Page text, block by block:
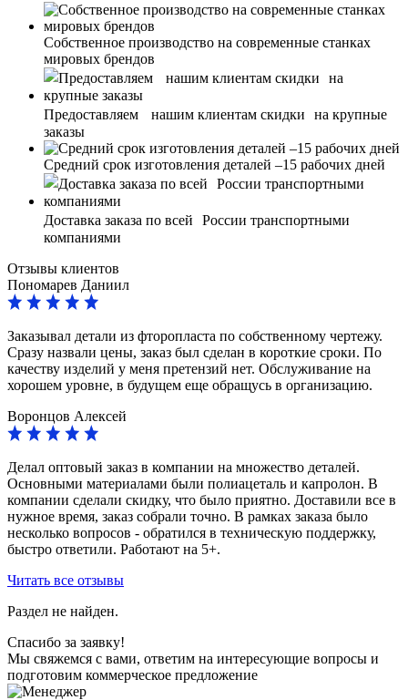
Собственное производство на современные станках
мировых брендов
Предоставляем нашим клиентам скидки на крупные
заказы
Средний срок изготовления деталей –15 рабочих дней
Доставка заказа по всей России транспортными
компаниями
Отзывы клиентов
Пономарев Даниил
Заказывал детали из фторопласта по собственному чертежу.
Сразу назвали цены, заказ был сделан в короткие сроки. По
качеству изделий у меня претензий нет. Обслуживание на
хорошем уровне, в будущем еще обращусь в организацию.
Воронцов Алексей
Делал оптовый заказ в компании на множество деталей.
Основными материалами были полиацеталь и капролон. В
компании сделали скидку, что было приятно. Доставили все в
нужное время, заказ собрали точно. В рамках заказа было
несколько вопросов - обратился в техническую поддержку,
быстро ответили. Работают на 5+.
Читать все отзывы
Раздел не найден.
Спасибо за заявку!
Мы свяжемся с вами, ответим на интересующие вопросы и
подготовим коммерческое предложение